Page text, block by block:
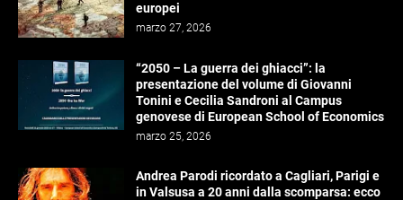
europei
marzo 27, 2026
“2050 – La guerra dei ghiacci”: la
presentazione del volume di Giovanni
Tonini e Cecilia Sandroni al Campus
genovese di European School of Economics
marzo 25, 2026
Andrea Parodi ricordato a Cagliari, Parigi e
in Valsusa a 20 anni dalla scomparsa: ecco